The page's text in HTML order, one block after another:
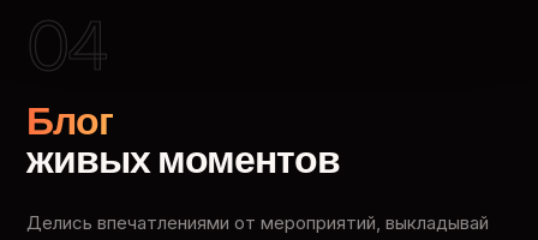
04
Блог
живых моментов
Делись впечатлениями от мероприятий, выкладывай